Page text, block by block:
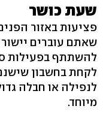
שעת כושר
פציעות באזור
שאתם עוברים
להשתתף בפעילות
לקחת בחשבון
לנפילה או חבלה
מיוחד.